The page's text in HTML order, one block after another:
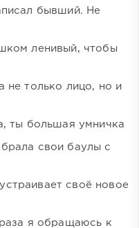
бывший. Не
ленивый, чтобы
не только лицо, но и
ты большая умничка
свои баулы с
своё новое
я обращаюсь к